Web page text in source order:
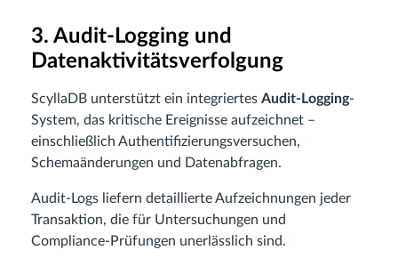
3. Audit-Logging und
Datenaktivitätsverfolgung
ScyllaDB unterstützt ein integriertes Audit-Logging-
System, das kritische Ereignisse aufzeichnet –
einschließlich Authentifizierungsversuchen,
Schemaänderungen und Datenabfragen.
Audit-Logs liefern detaillierte Aufzeichnungen jeder
Transaktion, die für Untersuchungen und
Compliance-Prüfungen unerlässlich sind.